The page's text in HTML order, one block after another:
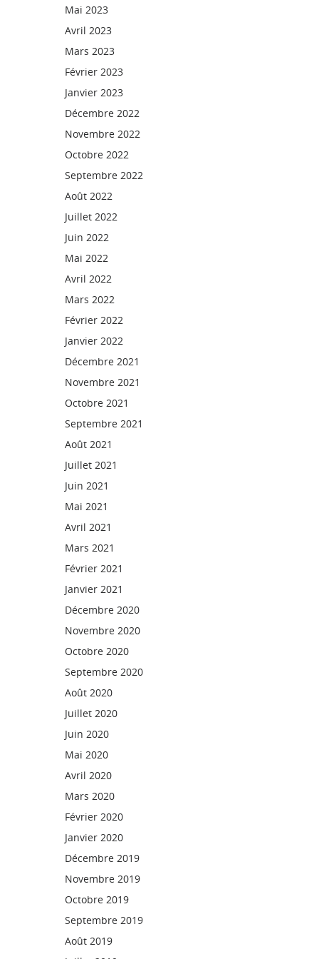
Mai 2023
Avril 2023
Mars 2023
Février 2023
Janvier 2023
Décembre 2022
Novembre 2022
Octobre 2022
Septembre 2022
Août 2022
Juillet 2022
Juin 2022
Mai 2022
Avril 2022
Mars 2022
Février 2022
Janvier 2022
Décembre 2021
Novembre 2021
Octobre 2021
Septembre 2021
Août 2021
Juillet 2021
Juin 2021
Mai 2021
Avril 2021
Mars 2021
Février 2021
Janvier 2021
Décembre 2020
Novembre 2020
Octobre 2020
Septembre 2020
Août 2020
Juillet 2020
Juin 2020
Mai 2020
Avril 2020
Mars 2020
Février 2020
Janvier 2020
Décembre 2019
Novembre 2019
Octobre 2019
Septembre 2019
Août 2019